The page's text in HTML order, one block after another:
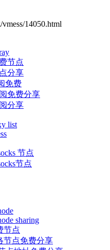
14050.html
节点
分享
免费
免费分享
分享
list
节点
节点
sharing
节点
节点免费分享